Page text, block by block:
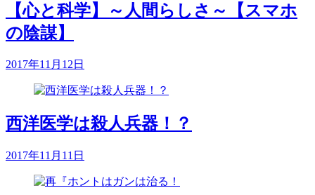
【心と科学】～人間らしさ～【スマホ
の陰謀】
2017年11月12日
西洋医学は殺人兵器！？
2017年11月11日